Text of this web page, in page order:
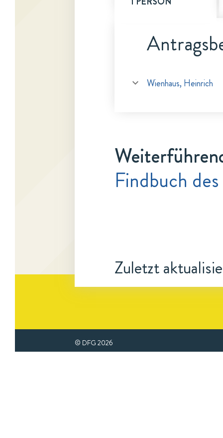
Wienhaus, Heinrich
Findbuch
Zuletzt
© DFG 2026